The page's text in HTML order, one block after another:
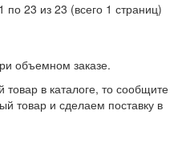
по 23 из 23 (всего 1 страниц)
объемном заказе.
в каталоге, то сообщите
товар и сделаем поставку в